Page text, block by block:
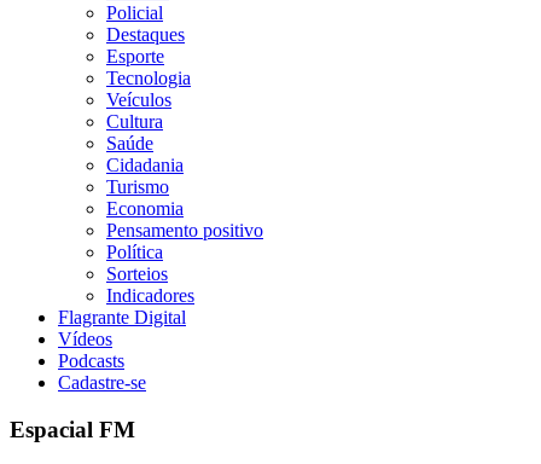
Policial
Destaques
Esporte
Tecnologia
Veículos
Cultura
Saúde
Cidadania
Turismo
Economia
Pensamento positivo
Política
Sorteios
Indicadores
Flagrante Digital
Vídeos
Podcasts
Cadastre-se
Espacial FM